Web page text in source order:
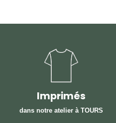
Imprimés
dans notre atelier à TOURS